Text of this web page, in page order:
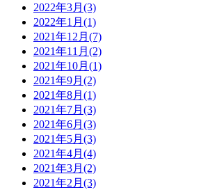
2022年3月(3)
2022年1月(1)
2021年12月(7)
2021年11月(2)
2021年10月(1)
2021年9月(2)
2021年8月(1)
2021年7月(3)
2021年6月(3)
2021年5月(3)
2021年4月(4)
2021年3月(2)
2021年2月(3)